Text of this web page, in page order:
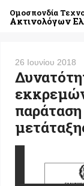
Ομοσπονδία
Ακτινολόγων
26 Ιουνίου 2018